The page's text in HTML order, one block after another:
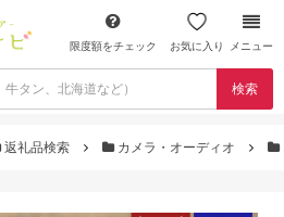
限度額をチェック お気に入り メニュー
検索
返礼品検索 カメラ・オーディオ